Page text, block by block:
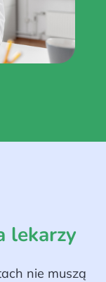
lekarzy
nie muszą